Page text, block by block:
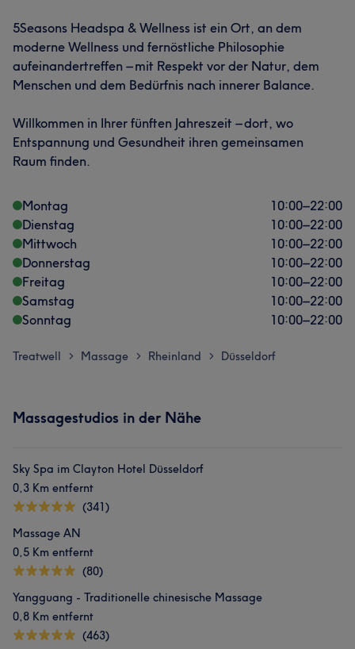
5Seasons Headspa & Wellness ist ein Ort, an dem
moderne Wellness und fernöstliche Philosophie
aufeinandertreffen – mit Respekt vor der Natur, dem
Menschen und dem Bedürfnis nach innerer Balance.
Willkommen in Ihrer fünften Jahreszeit – dort, wo
Entspannung und Gesundheit ihren gemeinsamen
Raum finden.
Montag 10:00–22:00
Dienstag
10:00–22:00
Mittwoch
10:00–22:00
Donnerstag
10:00–22:00
Freitag
10:00–22:00
Samstag
10:00–22:00
Sonntag
10:00–22:00
Treatwell > Massage > Rheinland > Düsseldorf
Massagestudios in der Nähe
Sky Spa im Clayton Hotel Düsseldorf
0,3 Km entfernt
(341)
Massage AN
0,5 Km entfernt
(80)
Yangguang - Traditionelle chinesische Massage
0,8 Km entfernt
(463)